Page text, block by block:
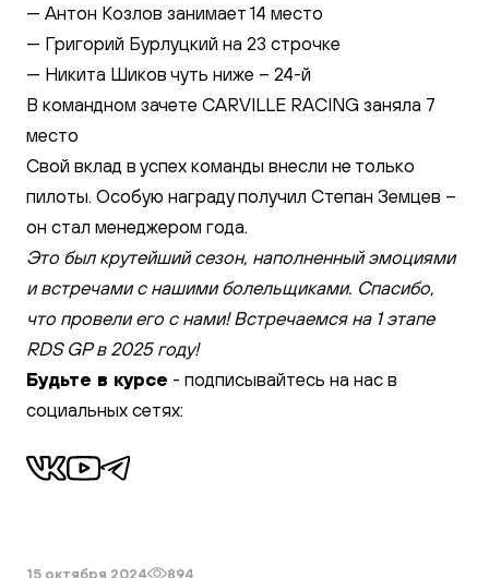
— Антон Козлов занимает 14 место
— Григорий Бурлуцкий на 23 строчке
— Никита Шиков чуть ниже – 24-й
В командном зачете CARVILLE RACING заняла 7
место
Свой вклад в успех команды внесли не только
пилоты. Особую награду получил Степан Земцев –
он стал менеджером года.
Это был крутейший сезон, наполненный эмоциями
и встречами с нашими болельщиками. Спасибо,
что провели его с нами! Встречаемся на 1 этапе
RDS GP в 2025 году!
Будьте в курсе - подписывайтесь на нас в
социальных сетях:
15 октября 2024
894